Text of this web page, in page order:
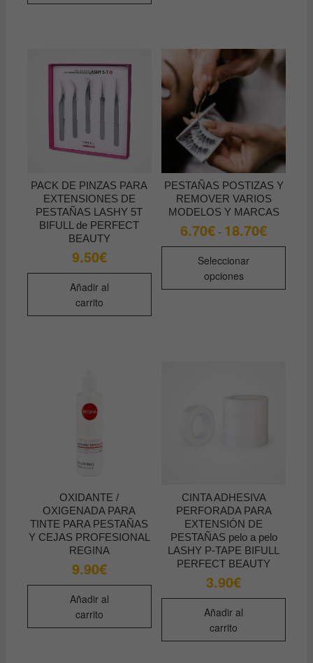
opciones
se
pueden
elegir
producto
PACK DE PINZAS PARA
EXTENSIONES DE
PESTAÑAS LASHY 5T
BIFULL de PERFECT
BEAUTY
9.50€
Añadir al
carrito
PESTAÑAS POSTIZAS Y
REMOVER VARIOS
MODELOS Y MARCAS
6.70€ - 18.70€Rango
de
precios:
18.70€
Seleccionar
opciones
Este
OXIDANTE /
OXIGENADA PARA
TINTE PARA PESTAÑAS
Y CEJAS PROFESIONAL
REGINA
9.90€
Añadir al
carrito
CINTA ADHESIVA
PERFORADA PARA
EXTENSIÓN DE
PESTAÑAS pelo a pelo
LASHY P-TAPE BIFULL
PERFECT BEAUTY
3.90€
Añadir al
carrito